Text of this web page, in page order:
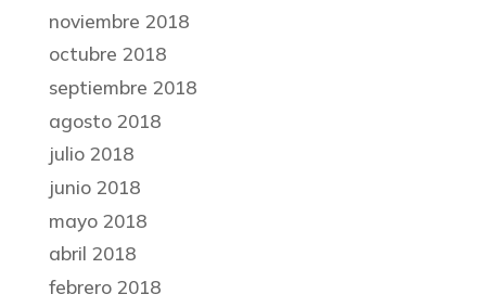
noviembre 2018
octubre 2018
septiembre 2018
agosto 2018
julio 2018
junio 2018
mayo 2018
abril 2018
febrero 2018